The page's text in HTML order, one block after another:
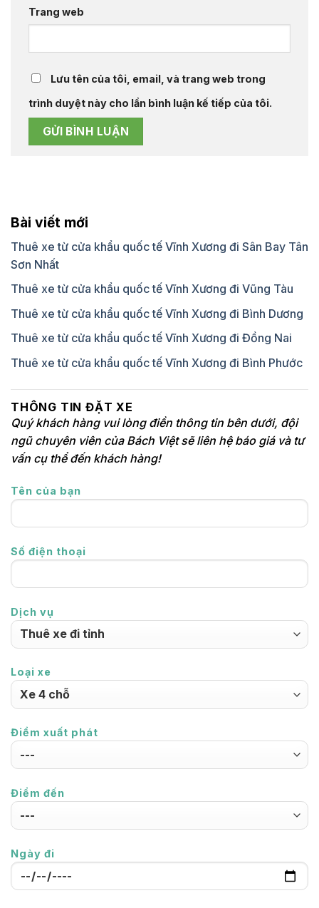
Trang web
Lưu tên của tôi, email, và trang web trong
trình duyệt này cho lần bình luận kế tiếp của tôi.
Bài viết mới
Thuê xe từ cửa khẩu quốc tế Vĩnh Xương đi Sân Bay Tân
Sơn Nhất
Thuê xe từ cửa khẩu quốc tế Vĩnh Xương đi Vũng Tàu
Thuê xe từ cửa khẩu quốc tế Vĩnh Xương đi Bình Dương
Thuê xe từ cửa khẩu quốc tế Vĩnh Xương đi Đồng Nai
Thuê xe từ cửa khẩu quốc tế Vĩnh Xương đi Bình Phước
THÔNG TIN ĐẶT XE
Quý khách hàng vui lòng điền thông tin bên dưới, đội
ngũ chuyên viên của Bách Việt sẽ liên hệ báo giá và tư
vấn cụ thể đến khách hàng!
Tên của bạn
Số điện thoại
Dịch vụ
Loại xe
Điểm xuất phát
Điểm đến
Ngày đi